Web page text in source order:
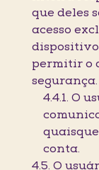
que deles
acesso
permitir o
segurança.
4.4.1. O
conta.
4.5. O